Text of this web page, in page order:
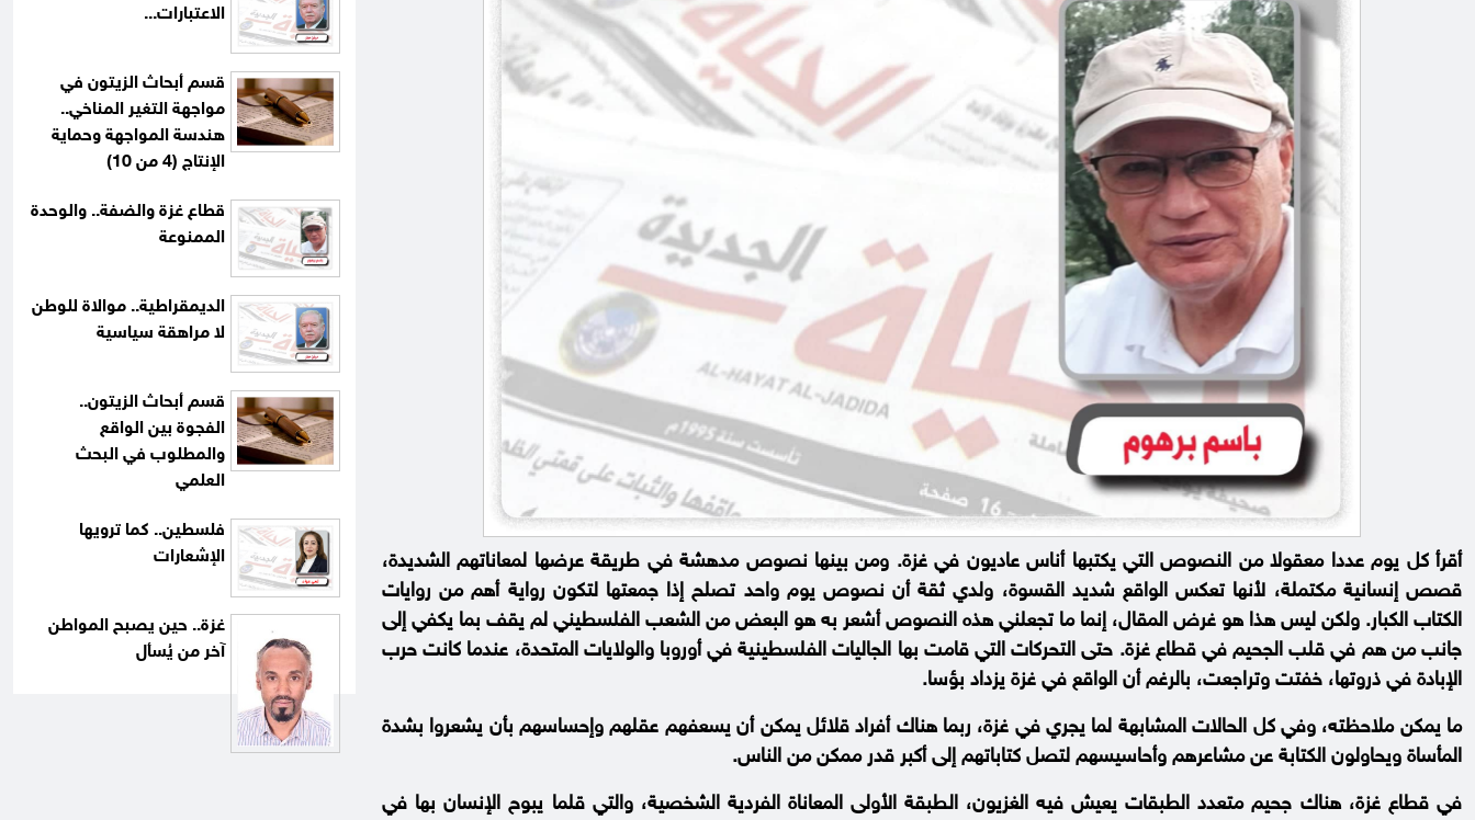
أقرأ كل يوم عددا معقولا من النصوص التي يكتبها أناس عاديون في غزة. ومن بينها نصوص مدهشة في طريقة عرضها لمعاناتهم الشديدة،
قصص إنسانية مكتملة، لأنها تعكس الواقع شديد القسوة، ولدي ثقة أن نصوص يوم واحد تصلح إذا جمعتها لتكون رواية أهم من روايات
الكتاب الكبار. ولكن ليس هذا هو غرض المقال، إنما ما تجعلني هذه النصوص أشعر به هو البعض من الشعب الفلسطيني لم يقف بما يكفي إلى
جانب من هم في قلب الجحيم في قطاع غزة. حتى التحركات التي قامت بها الجاليات الفلسطينية في أوروبا والولايات المتحدة، عندما كانت حرب
الإبادة في ذروتها، خفتت وتراجعت، بالرغم أن الواقع في غزة يزداد بؤسا.
ما يمكن ملاحظته، وفي كل الحالات المشابهة لما يجري في غزة، ربما هناك أفراد قلائل يمكن أن يسعفهم عقلهم وإحساسهم بأن يشعروا بشدة
المأساة ويحاولون الكتابة عن مشاعرهم وأحاسيسهم لتصل كتاباتهم إلى أكبر قدر ممكن من الناس.
في قطاع غزة، هناك جحيم متعدد الطبقات يعيش فيه الغزيون، الطبقة الأولى المعاناة الفردية الشخصية، والتي قلما يبوح الإنسان بها في
الاعتبارات...
قسم أبحاث الزيتون في
مواجهة التغير المناخي..
هندسة المواجهة وحماية
الإنتاج (4 من 10)
قطاع غزة والضفة.. والوحدة
الممنوعة
الديمقراطية.. موالاة للوطن
لا مراهقة سياسية
قسم أبحاث الزيتون..
الفجوة بين الواقع
والمطلوب في البحث
العلمي
فلسطين.. كما ترويها
الإشعارات
غزة.. حين يصبح المواطن
آخر من يُسأل